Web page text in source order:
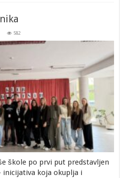
582
škole po prvi put predstavljen
inicijativa koja okuplja i